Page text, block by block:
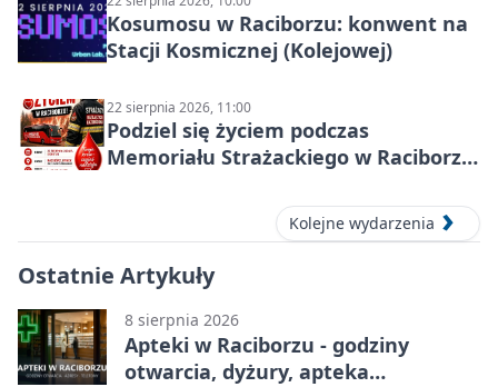
Kosumosu w Raciborzu: konwent na
Stacji Kosmicznej (Kolejowej)
22 sierpnia 2026, 11:00
Podziel się życiem podczas
Memoriału Strażackiego w Raciborzu
Kolejne wydarzenia
Ostatnie Artykuły
8 sierpnia 2026
Apteki w Raciborzu - godziny
otwarcia, dyżury, apteka